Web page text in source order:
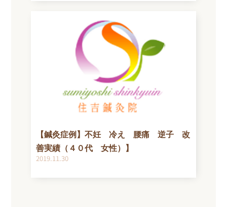
【鍼灸症例】不妊 冷え 腰痛 逆子 改
善実績（４０代 女性）】
2019.11.30